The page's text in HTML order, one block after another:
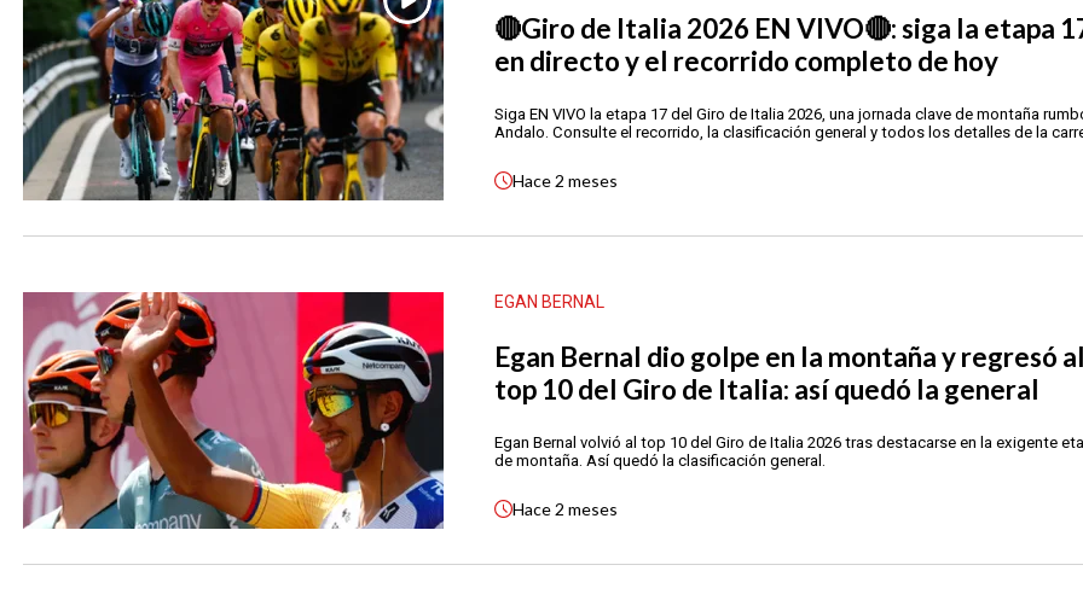
🔴Giro de Italia 2026 EN VIVO🔴: siga la etapa
en directo y el recorrido completo de hoy
Siga EN VIVO la etapa 17 del Giro de Italia 2026, una jornada clave de montaña
Andalo. Consulte el recorrido, la clasificación general y todos los detalles de la
Hace2 meses
EGAN BERNAL
Egan Bernal dio golpe en la montaña y regresó al
top 10 del Giro de Italia: así quedó la general
Egan Bernal volvió al top 10 del Giro de Italia 2026 tras destacarse en la exigente
de montaña. Así quedó la clasificación general.
Hace2 meses